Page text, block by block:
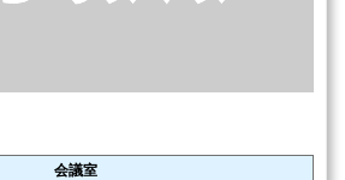
会議室